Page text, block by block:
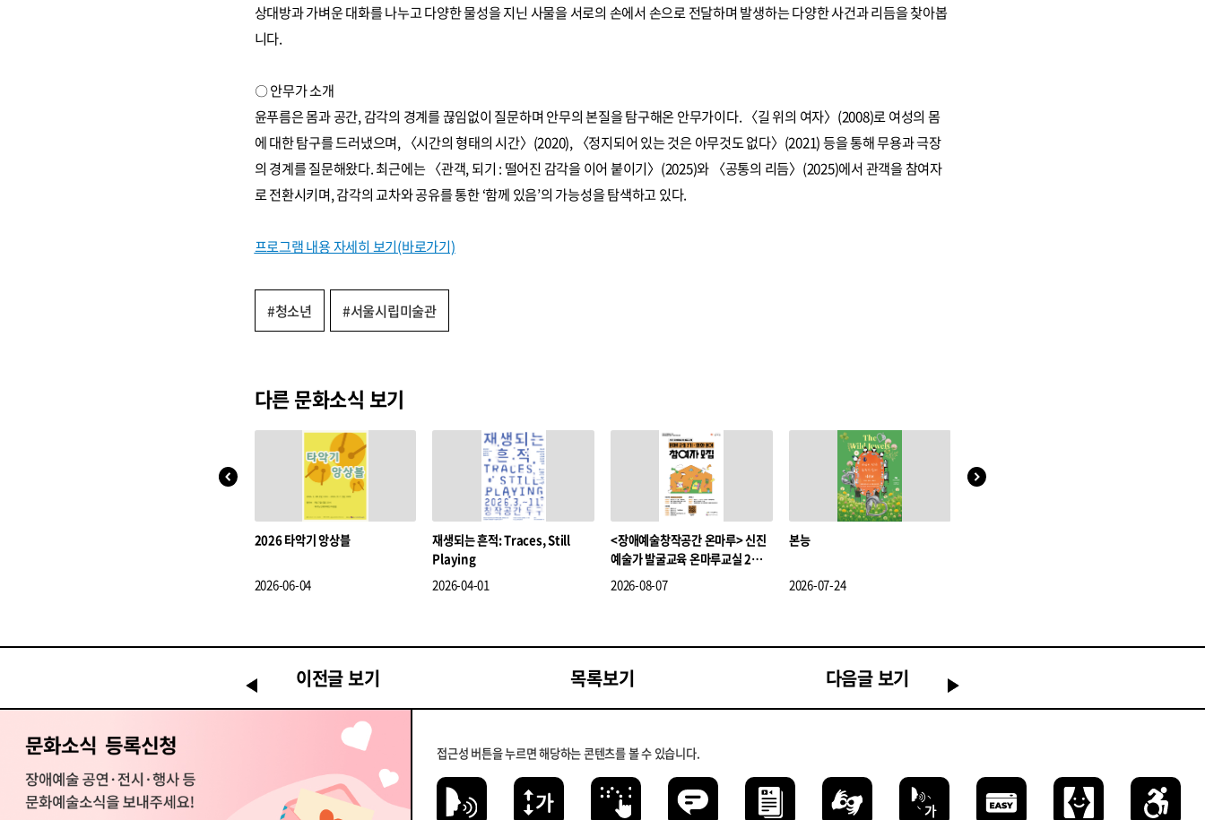
상대방과 가벼운 대화를 나누고 다양한 물성을 지닌 사물을 서로의 손에서 손으로 전달하며 발생하는 다양한 사건과 리듬을 찾아봅
니다.
〇 안무가 소개
윤푸름은 몸과 공간, 감각의 경계를 끊임없이 질문하며 안무의 본질을 탐구해온 안무가이다. 〈길 위의 여자〉(2008)로 여성의 몸
에 대한 탐구를 드러냈으며, 〈시간의 형태의 시간〉(2020), 〈정지되어 있는 것은 아무것도 없다〉(2021) 등을 통해 무용과 극장
의 경계를 질문해왔다. 최근에는 〈관객, 되기 : 떨어진 감각을 이어 붙이기〉(2025)와 〈공통의 리듬〉(2025)에서 관객을 참여자
로 전환시키며, 감각의 교차와 공유를 통한 ‘함께 있음’의 가능성을 탐색하고 있다.
프로그램 내용 자세히 보기(바로가기)
#청소년 #서울시립미술관
다른 문화소식 보기
2026 타악기 앙상블
2026-06-04
재생되는 흔적: Traces, Still
Playing
2026-04-01
<장애예술창작공간 온마루> 신진
예술가 발굴교육 온마루교실 2기
(회화분야) 참여자 모집
2026-08-07
본능
2026-07-24
이전글 보기 목록보기 다음글 보기
접근성 버튼을 누르면 해당하는 콘텐츠를 볼 수 있습니다.